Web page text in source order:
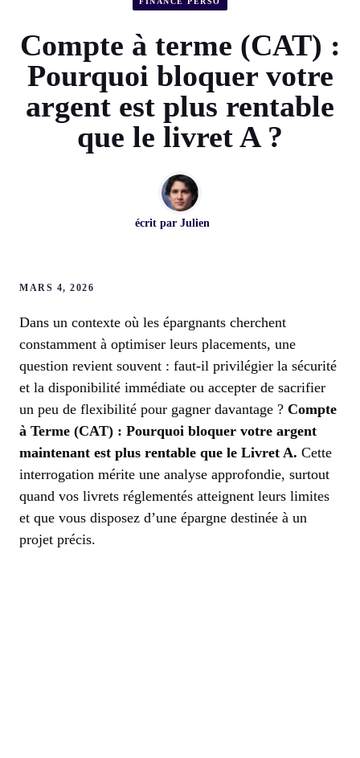
Compte à terme (CAT) :
Pourquoi bloquer votre
argent est plus rentable
que le livret A ?
écrit par Julien
MARS 4, 2026
Dans un contexte où les épargnants cherchent
constamment à optimiser leurs placements, une
question revient souvent : faut-il privilégier la sécurité
et la disponibilité immédiate ou accepter de sacrifier
un peu de flexibilité pour gagner davantage ? Compte
à Terme (CAT) : Pourquoi bloquer votre argent
maintenant est plus rentable que le Livret A. Cette
interrogation mérite une analyse approfondie, surtout
quand vos livrets réglementés atteignent leurs limites
et que vous disposez d’une épargne destinée à un
projet précis.